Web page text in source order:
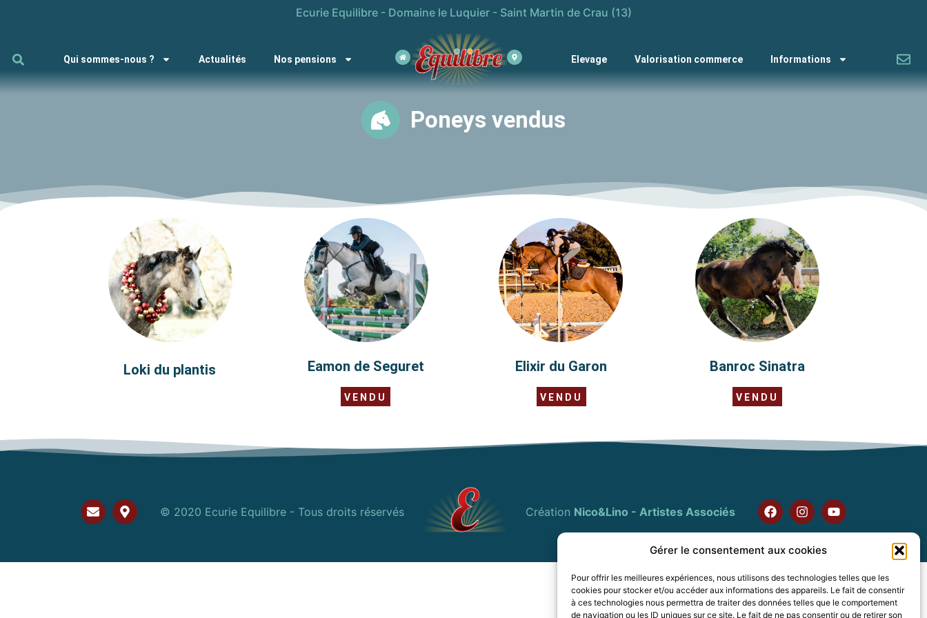
Gérer le consentement aux cookies
Pour offrir les meilleures expériences, nous utilisons des technologies telles que les
cookies pour stocker et/ou accéder aux informations des appareils. Le fait de consentir
à ces technologies nous permettra de traiter des données telles que le comportement
de navigation ou les ID uniques sur ce site. Le fait de ne pas consentir ou de retirer son
Ecurie Equilibre - Domaine le Luquier - Saint Martin de Crau (13)
Qui sommes-nous ? Actualités Nos pensions Elevage Valorisation commerce Informations
Poneys vendus
Loki du plantis Eamon de Seguret
VENDU
Elixir du Garon
VENDU
Banroc Sinatra
VENDU
© 2020 Ecurie Equilibre - Tous droits réservés Création Nico&Lino - Artistes Associés